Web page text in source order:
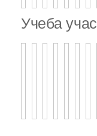
Учеба